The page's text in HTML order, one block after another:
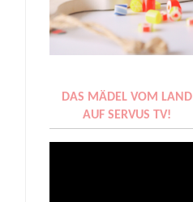
DAS MÄDEL VOM LAND
AUF SERVUS TV!